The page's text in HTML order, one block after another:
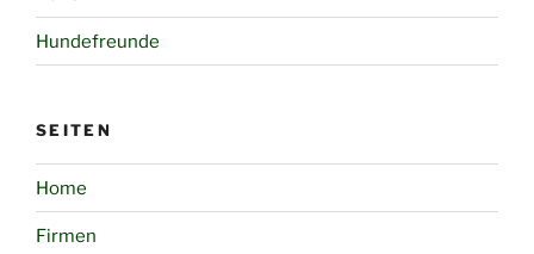
Hundefreunde
SEITEN
Home
Firmen